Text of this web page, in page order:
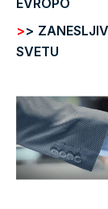
>>
SVETU